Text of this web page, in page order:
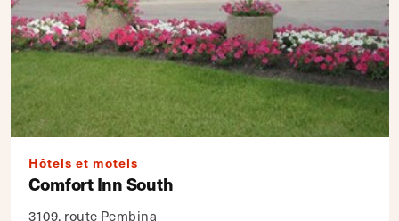
Hôtels et motels
Comfort Inn South
3109, route Pembina